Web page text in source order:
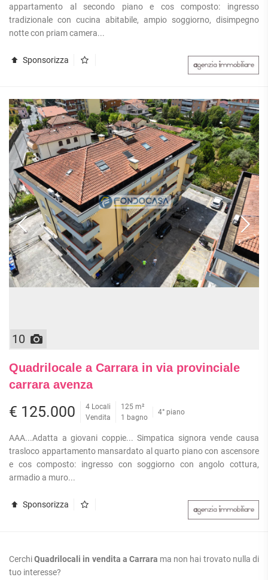
appartamento al secondo piano e cos composto: ingresso
tradizionale con cucina abitabile, ampio soggiorno, disimpegno
notte con priam camera...
Sponsorizza
10
Quadrilocale a Carrara in via provinciale
carrara avenza
€ 125.000
4 Locali
Vendita
125 m²
1 bagno
4° piano
AAA...Adatta a giovani coppie... Simpatica signora vende causa
trasloco appartamento mansardato al quarto piano con ascensore
e cos composto: ingresso con soggiorno con angolo cottura,
armadio a muro...
Sponsorizza
CerchiQuadrilocali in vendita a Carrara ma non hai trovato nulla di
tuo interesse?